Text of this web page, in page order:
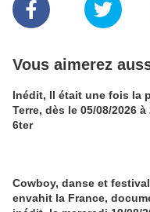
Vous aimerez
Inédit, Il était une fois la
Terre, dès le 05/08/2026
6ter
Cowboy, danse et
envahit la France,